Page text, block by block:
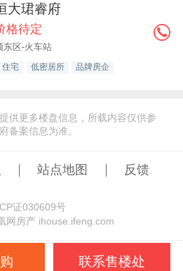
大珺睿府
格待定
东区-火车站
住宅 低密居所 品牌房企
供更多楼盘信息，所载内容仅供参
备案信息为准。
站点地图 反馈
证030609号
网房产 ihouse.ifeng.com
联系售楼处